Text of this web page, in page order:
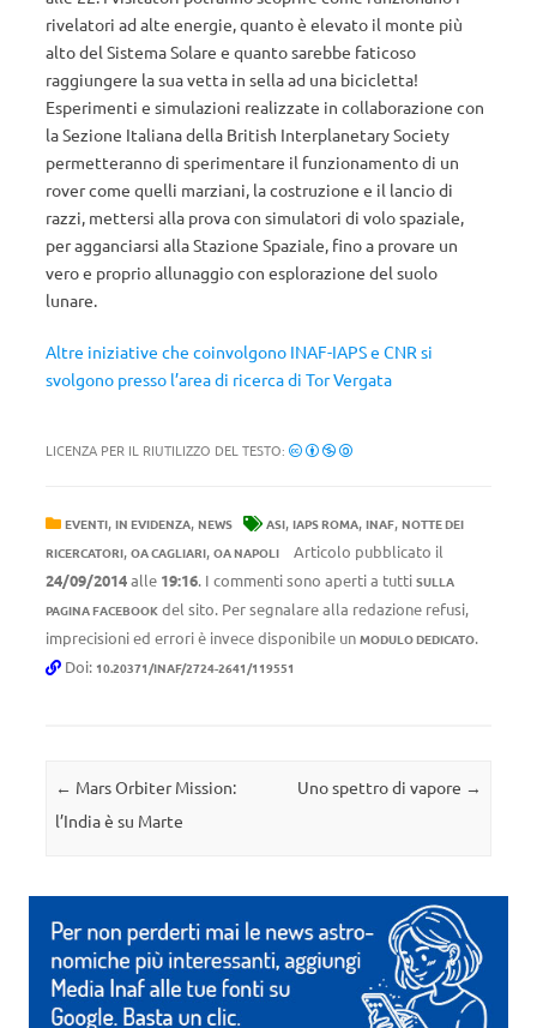
rivelatori ad alte energie, quanto è elevato il monte più
alto del Sistema Solare e quanto sarebbe faticoso
raggiungere la sua vetta in sella ad una bicicletta!
Esperimenti e simulazioni realizzate in collaborazione con
la Sezione Italiana della British Interplanetary Society
permetteranno di sperimentare il funzionamento di un
rover come quelli marziani, la costruzione e il lancio di
razzi, mettersi alla prova con simulatori di volo spaziale,
per agganciarsi alla Stazione Spaziale, fino a provare un
vero e proprio allunaggio con esplorazione del suolo
lunare.
Altre iniziative che coinvolgono INAF-IAPS e CNR si
svolgono presso l’area di ricerca di Tor Vergata
LICENZA PER IL RIUTILIZZO DEL TESTO:
EVENTI, IN EVIDENZA, NEWS ASI, IAPS ROMA, INAF, NOTTE DEI
RICERCATORI, OA CAGLIARI, OA NAPOLI
Articolo pubblicato il
24/09/2014alle 19:16. I commenti sono aperti a tutti SULLA
PAGINA FACEBOOK del sito. Per segnalare alla redazione refusi,
imprecisioni ed errori è invece disponibile un MODULO DEDICATO.
Doi: 10.20371/INAF/2724-2641/119551
Navigazione articolo
← Mars Orbiter Mission:
l’India è su Marte
Uno spettro di vapore →